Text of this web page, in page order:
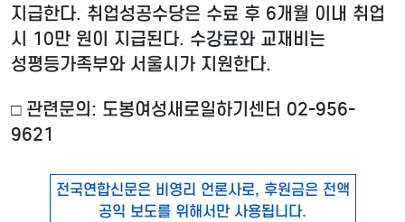
지급한다. 취업성공수당은 수료 후 6개월 이내 취업
시 10만 원이 지급된다. 수강료와 교재비는
성평등가족부와 서울시가 지원한다.
□ 관련문의: 도봉여성새로일하기센터 02-956-
9621
전국연합신문은 비영리 언론사로, 후원금은 전액
공익 보도를 위해서만 사용됩니다.